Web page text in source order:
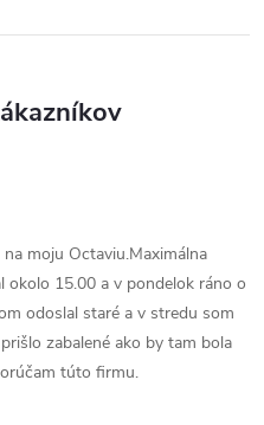
moju Octaviu.Maximálna
15.00 a v pondelok ráno o
odoslal staré a v stredu som
zabalené ako by tam bola
túto firmu.